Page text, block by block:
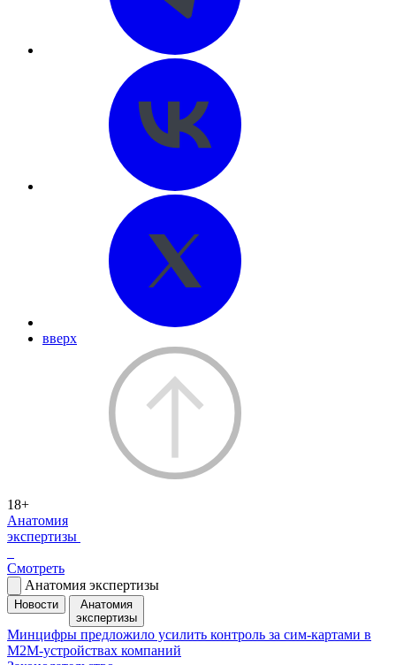
вверх
18+
Анатомия
экспертизы
Смотреть
Анатомия экспертизы
Новости
Анатомия
экспертизы
Минцифры предложило усилить контроль за сим-картами в
M2M-устройствах компаний